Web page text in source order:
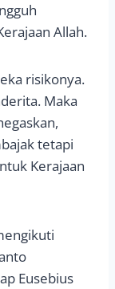
Allah.
risikonya.
Maka
tetapi
Kerajaan
Eusebius